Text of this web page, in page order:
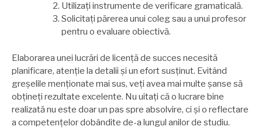
Utilizați instrumente de verificare gramaticală.
Solicitați părerea unui coleg sau a unui profesor
pentru o evaluare obiectivă.
Elaborarea unei lucrări de licență de succes necesită
planificare, atenție la detalii și un efort susținut. Evitând
greșelile menționate mai sus, veți avea mai multe șanse să
obțineți rezultate excelente. Nu uitați că o lucrare bine
realizată nu este doar un pas spre absolvire, ci și o reflectare
a competențelor dobândite de-a lungul anilor de studiu.